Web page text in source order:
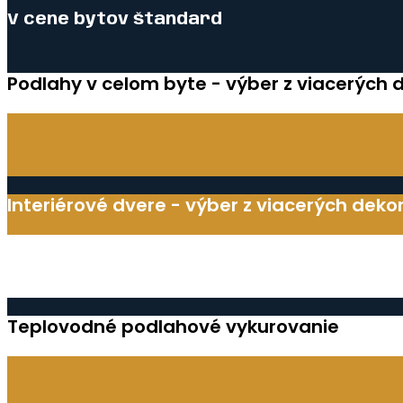
V cene bytov štandard
Podlahy v celom byte - výber z viacerých
Interiérové dvere - výber z viacerých
Teplovodné podlahové vykurovanie